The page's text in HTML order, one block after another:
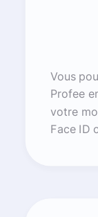
Vous
Profee
votre
Face ID